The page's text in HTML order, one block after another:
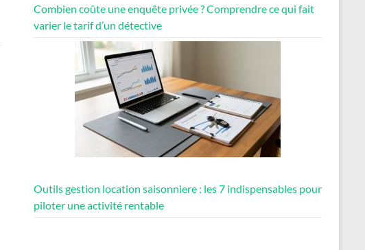
Combien coûte une enquête privée ? Comprendre ce qui fait
varier le tarif d’un détective
Outils gestion location saisonniere : les 7 indispensables pour
piloter une activité rentable